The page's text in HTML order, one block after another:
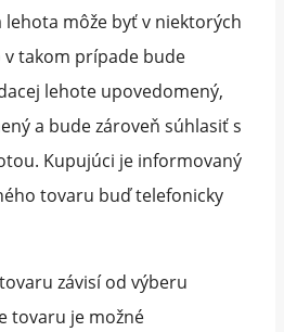
lehota môže byť v niektorých
takom prípade bude
lehote upovedomený,
a bude zároveň súhlasiť s
Kupujúci je informovaný
tovaru buď telefonicky
závisí od výberu
tovaru je možné